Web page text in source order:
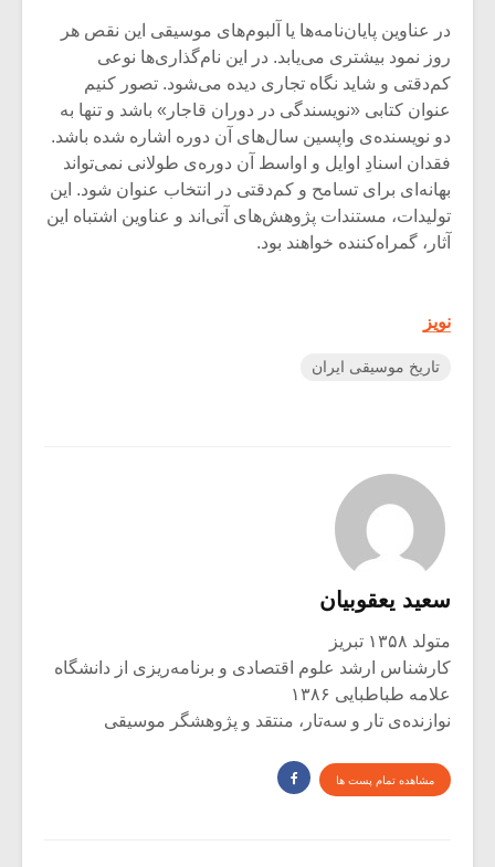
در عناوین پایان‌نامه‌ها یا آلبوم‌های موسیقی این نقص هر
روز نمود بیشتری می‌یابد. در این نام‌گذاری‌ها نوعی
کم‌دقتی و شاید نگاه تجاری دیده می‌شود. تصور کنیم
عنوان کتابی «نویسندگی در دوران قاجار» باشد و تنها به
دو نویسنده‌ی واپسین سال‌های آن دوره اشاره شده باشد.
فقدان اسنادِ اوایل و اواسط آن دوره‌ی طولانی نمی‌تواند
بهانه‌ای برای تسامح و کم‌دقتی در انتخاب عنوان شود. این
تولیدات، مستندات پژوهش‌های آتی‌اند و عناوین اشتباه این
آثار، گمراه‌کننده خواهند بود.
نویز
تاریخ موسیقی ایران
سعید یعقوبیان
متولد ۱۳۵۸ تبریز
کارشناس ارشد علوم اقتصادی و برنامه‌ریزی از دانشگاه
علامه طباطبایی ۱۳۸۶
نوازنده‌ی تار و سه‌تار، منتقد و پژوهشگر موسیقی
مشاهده تمام پست ها